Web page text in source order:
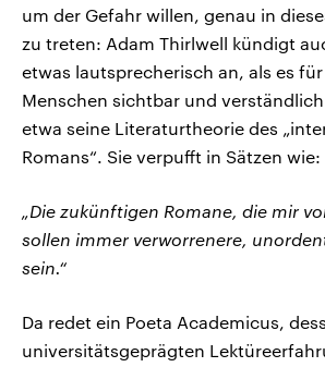
um der Gefahr willen, genau in
zu treten: Adam Thirlwell kündigt
etwas lautsprecherisch an, als es
Menschen sichtbar und
etwa seine Literaturtheorie des
Romans“. Sie verpufft in Sätzen wie:
„Die zukünftigen Romane, die mir
sollen immer verworrenere,
sein.“
Da redet ein Poeta Academicus,
universitätsgeprägten